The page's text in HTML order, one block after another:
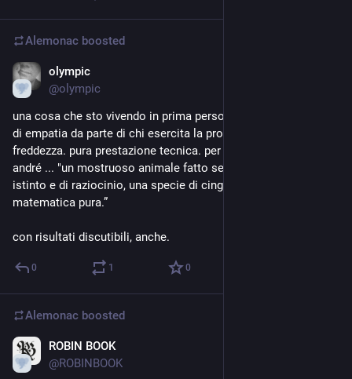
Alemonac boosted
olympic
@olympic
​una cosa che sto vivendo in prima persona: la totale carenza
di empatia da parte di chi esercita la professione medica.
freddezza. pura prestazione tecnica. per citare fabrizio de
andré ... "un mostruoso animale fatto semplicemente di
istinto e di raziocinio, una specie di cinghiale laureato in
matematica pura.”
con risultati discutibili, anche.
0 1 0
Alemonac boosted
ROBIN BOOK
@ROBINBOOK